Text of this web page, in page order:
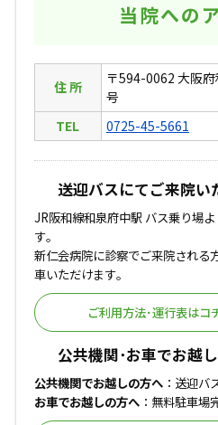
当院への
住 所
〒594-0062 大阪
号
TEL
0725-45-5661
送迎バスにてご来院い
JR阪和線和泉府中駅 バス乗り場
す｡
新仁会病院に診察でご来院される
車いただけます｡
ご利用方法･運行表はコ
公共機関･お車でお越
公共機関でお越しの方へ：送迎バ
お車でお越しの方へ：無料駐車場